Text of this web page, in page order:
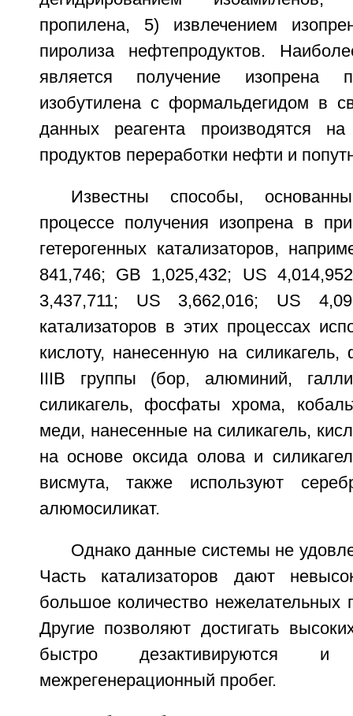
пропилена, 5) извлечением
пиролиза нефтепродуктов.
является получение изопрена
изобутилена с формальдегидом в
данных реагента производятся
продуктов переработки нефти и
Известны способы,
процессе получения изопрена в
гетерогенных катализаторов,
841,746; GB 1,025,432; US
3,437,711; US 3,662,016; US
катализаторов в этих процессах
кислоту, нанесенную на
IIIВ группы (бор, алюминий,
силикагель, фосфаты хрома,
меди, нанесенные на силикагель,
на основе оксида олова и
висмута, также используют
алюмосиликат.
Однако данные системы не
Часть катализаторов дают
большое количество нежелательных
Другие позволяют достигать
быстро дезактивируются
межрегенерационный пробег.